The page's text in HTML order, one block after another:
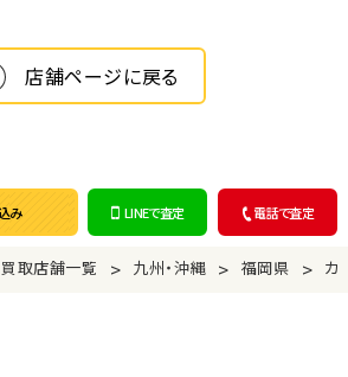
み LINEで査定 電話で査定
店舗ページに戻る
買取店舗一覧 > 九州・沖縄 > 福岡県 > カ